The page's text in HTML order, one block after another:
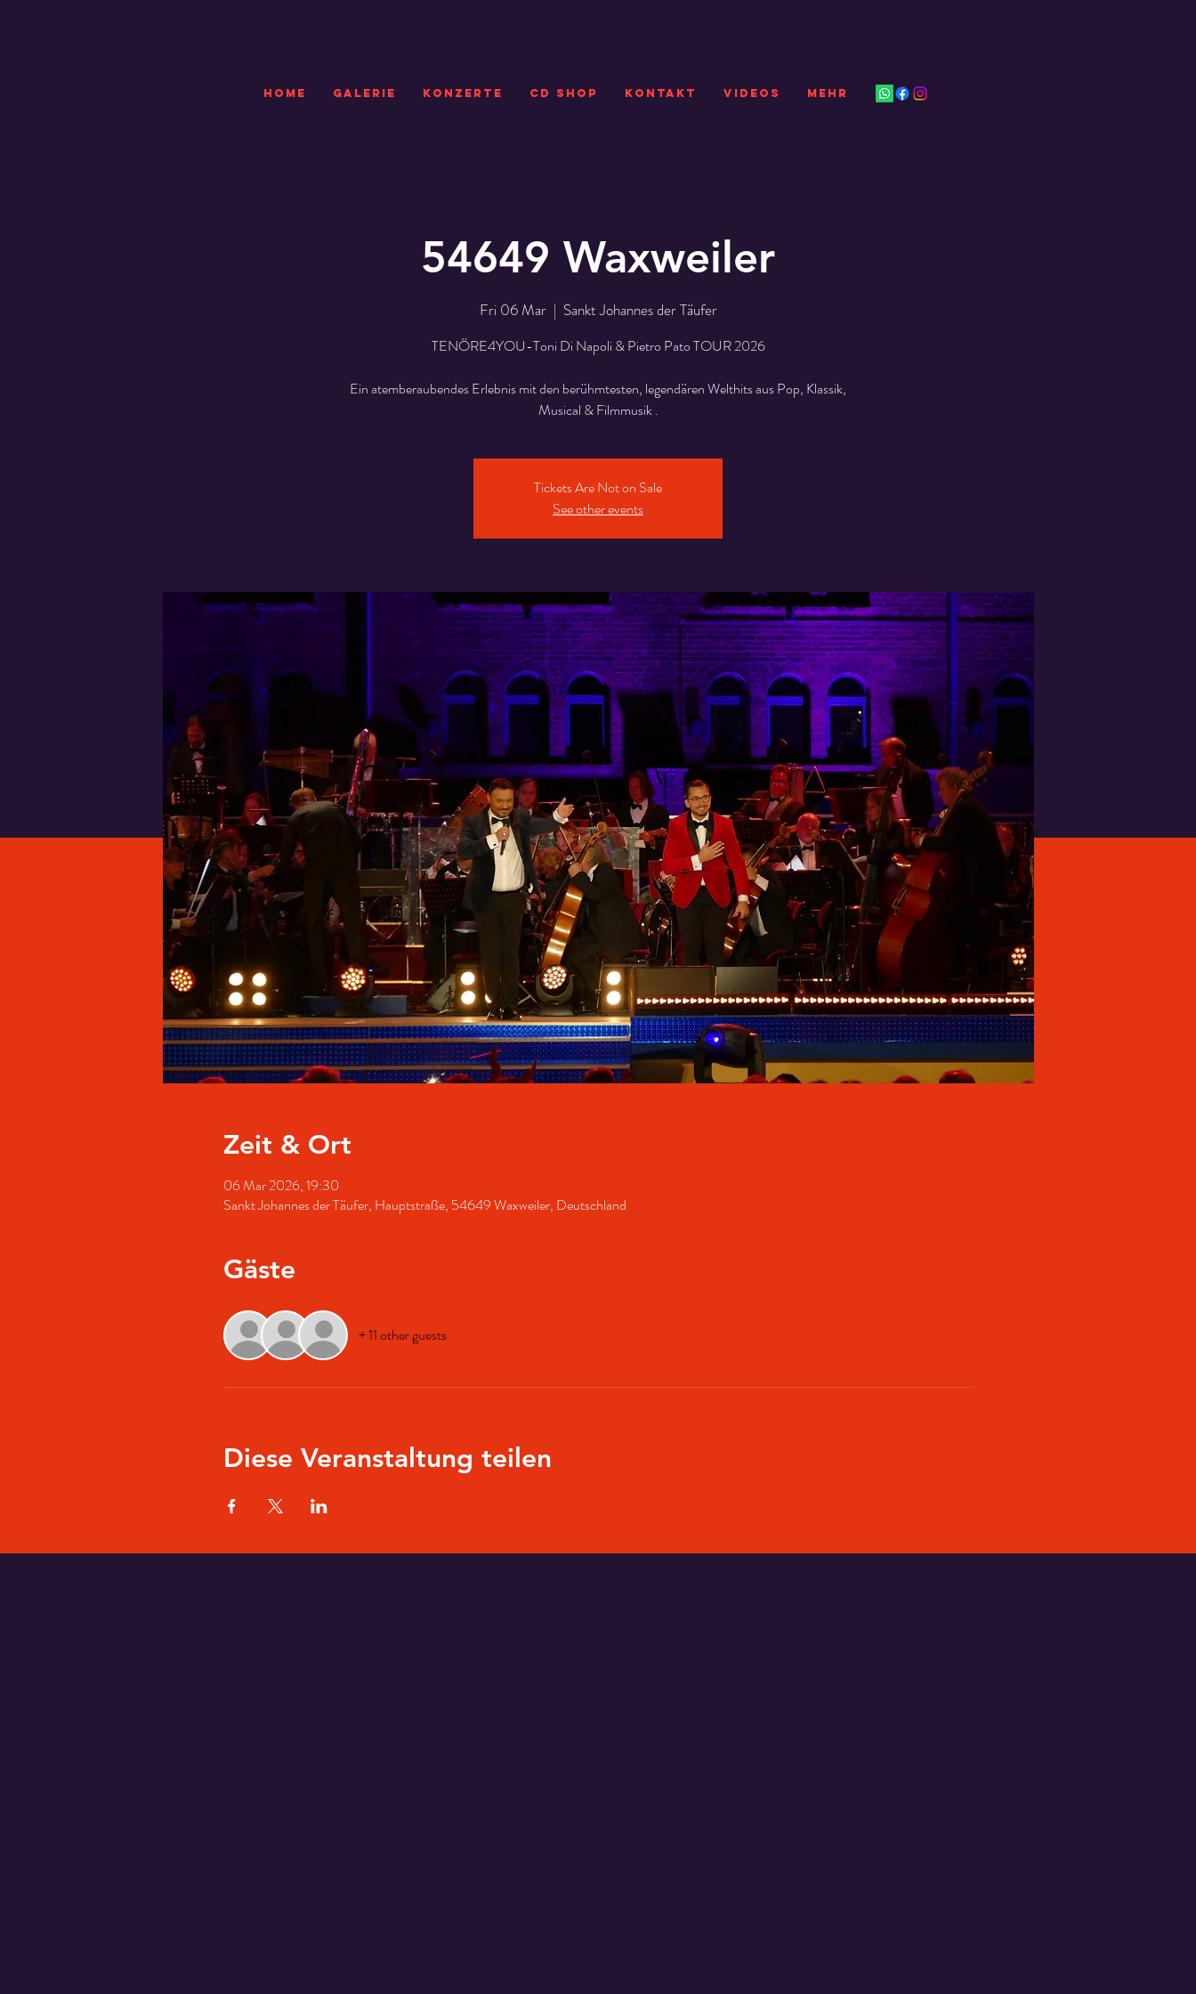
HOME GALERIE KONZERTE CD SHOP Kontakt VIDEOS Mehr
54649 Waxweiler
Fri 06 Mar
  |
Sankt Johannes der Täufer
TENÖRE4YOU-Toni Di Napoli & Pietro Pato TOUR 2026
Ein atemberaubendes Erlebnis mit den berühmtesten, legendären Welthits aus Pop, Klassik,
Musical & Filmmusik .
Tickets Are Not on Sale
See other events
Zeit & Ort
06 Mar 2026, 19:30
Sankt Johannes der Täufer, Hauptstraße, 54649 Waxweiler, Deutschland
Gäste
+ 11 other guests
Diese Veranstaltung teilen